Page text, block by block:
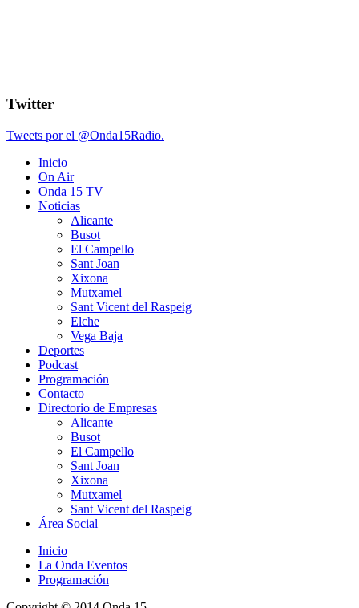
Twitter
Tweets por el @Onda15Radio.
Inicio
On Air
Onda 15 TV
Noticias
Alicante
Busot
El Campello
Sant Joan
Xixona
Mutxamel
Sant Vicent del Raspeig
Elche
Vega Baja
Deportes
Podcast
Programación
Contacto
Directorio de Empresas
Alicante
Busot
El Campello
Sant Joan
Xixona
Mutxamel
Sant Vicent del Raspeig
Área Social
Inicio
La Onda Eventos
Programación